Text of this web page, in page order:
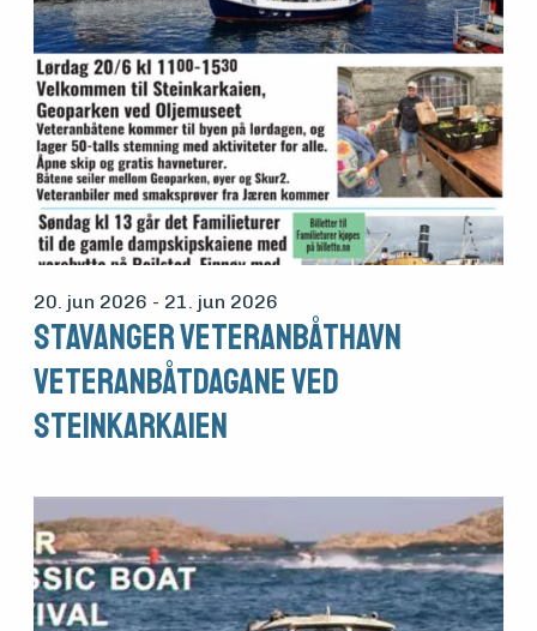
20. jun 2026 - 21. jun 2026
Stavanger veteranbåthavn
veteranbåtdagane ved
Steinkarkaien